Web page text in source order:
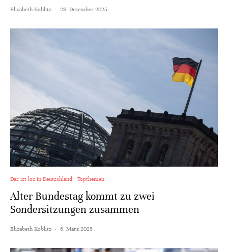
Elisabeth Koblitz · 28. Dezember 2025
Das ist los in Deutschland Topthemen
Alter Bundestag kommt zu zwei
Sondersitzungen zusammen
Elisabeth Koblitz · 6. März 2025